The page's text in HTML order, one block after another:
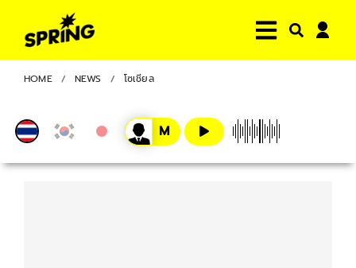
HOME NEWS โซเชียล